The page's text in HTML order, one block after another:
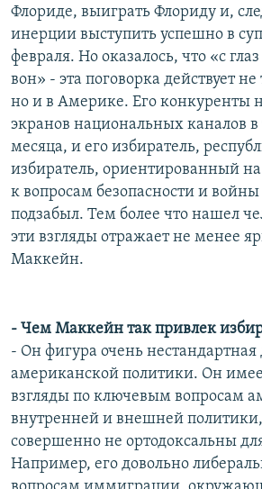
Флориде, выиграть Флориду и,
инерции выступить успешно в
февраля. Но оказалось, что «с
вон» - эта поговорка действует не
но и в Америке. Его конкуренты
экранов национальных каналов в
месяца, и его избиратель,
избиратель, ориентированный
к вопросам безопасности и
подзабыл. Тем более что нашел
эти взгляды отражает не менее
Маккейн.
- Чем Маккейн так привлек
- Он фигура очень нестандартная
американской политики. Он
взгляды по ключевым вопросам
внутренней и внешней
совершенно не ортодоксальны
Например, его довольно